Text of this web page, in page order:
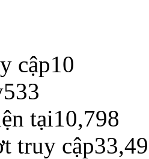
cập10
533
tại10,798
truy cập